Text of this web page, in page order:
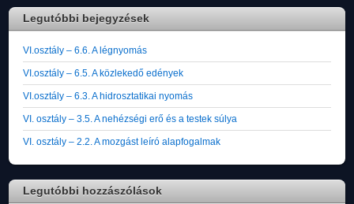
Legutóbbi bejegyzések
VI.osztály – 6.6. A légnyomás
VI.osztály – 6.5. A közlekedő edények
VI.osztály – 6.3. A hidrosztatikai nyomás
VI. osztály – 3.5. A nehézségi erő és a testek súlya
VI. osztály – 2.2. A mozgást leíró alapfogalmak
Legutóbbi hozzászólások